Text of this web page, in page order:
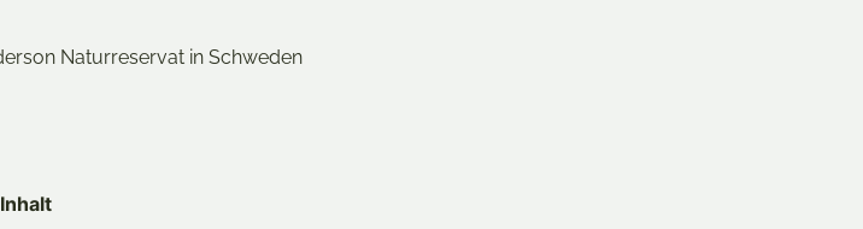
Twitter
Inhalt